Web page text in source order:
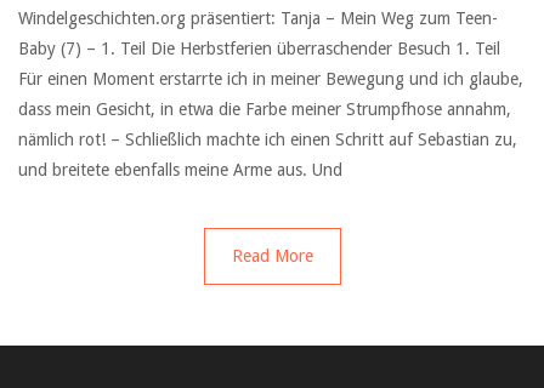
Windelgeschichten.org präsentiert: Tanja – Mein Weg zum Teen-
Baby (7) – 1. Teil Die Herbstferien überraschender Besuch 1. Teil
Für einen Moment erstarrte ich in meiner Bewegung und ich glaube,
dass mein Gesicht, in etwa die Farbe meiner Strumpfhose annahm,
nämlich rot! – Schließlich machte ich einen Schritt auf Sebastian zu,
und breitete ebenfalls meine Arme aus. Und
Read More